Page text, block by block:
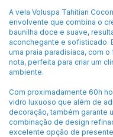
A vela Voluspa Tahitian
envolvente que combina o
baunilha doce e suave,
aconchegante e sofisticado.
uma praia paradisíaca, com
nota, perfeita para criar um
ambiente.
Com proximadamente 60h
vidro luxuoso que além de
decoração, também garante
combinação de design
excelente opção de